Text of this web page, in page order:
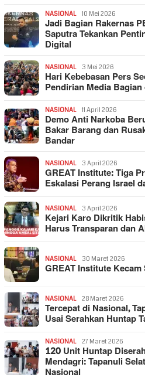
NASIONAL 10 Mei 2026
Jadi Bagian Rakernas
Saputra Tekankan
Digital
NASIONAL 3 Mei 2026
Hari Kebebasan Pers
Pendirian Media
NASIONAL 11 April 2026
Demo Anti Narkoba
Bakar Barang dan
Bandar
NASIONAL 3 April 2026
GREAT Institute: Tiga
Eskalasi Perang Israel
NASIONAL 3 April 2026
Kejari Karo Dikritik
Harus Transparan dan
NASIONAL 30 Maret 2026
GREAT Institute
NASIONAL 28 Maret 2026
Tercepat di Nasional,
Usai Serahkan Huntap
NASIONAL 27 Maret 2026
120 Unit Huntap
Mendagri: Tapanuli
Nasional